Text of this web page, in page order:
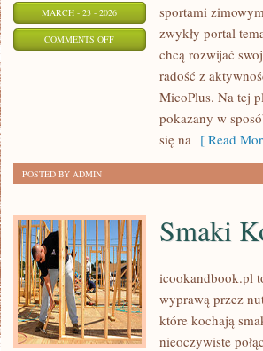
MARCH - 23 - 2026
COMMENTS OFFON
LIFESTYLE
INSPIRACJE
sportami
zwykły portal
chcą rozwijać
radość z
MicoPlus. Na tej
pokazany w
się na [ Read
POSTED BY ADMIN
Smaki
icookandbook.pl
wyprawą przez
które kochają
nieoczywiste